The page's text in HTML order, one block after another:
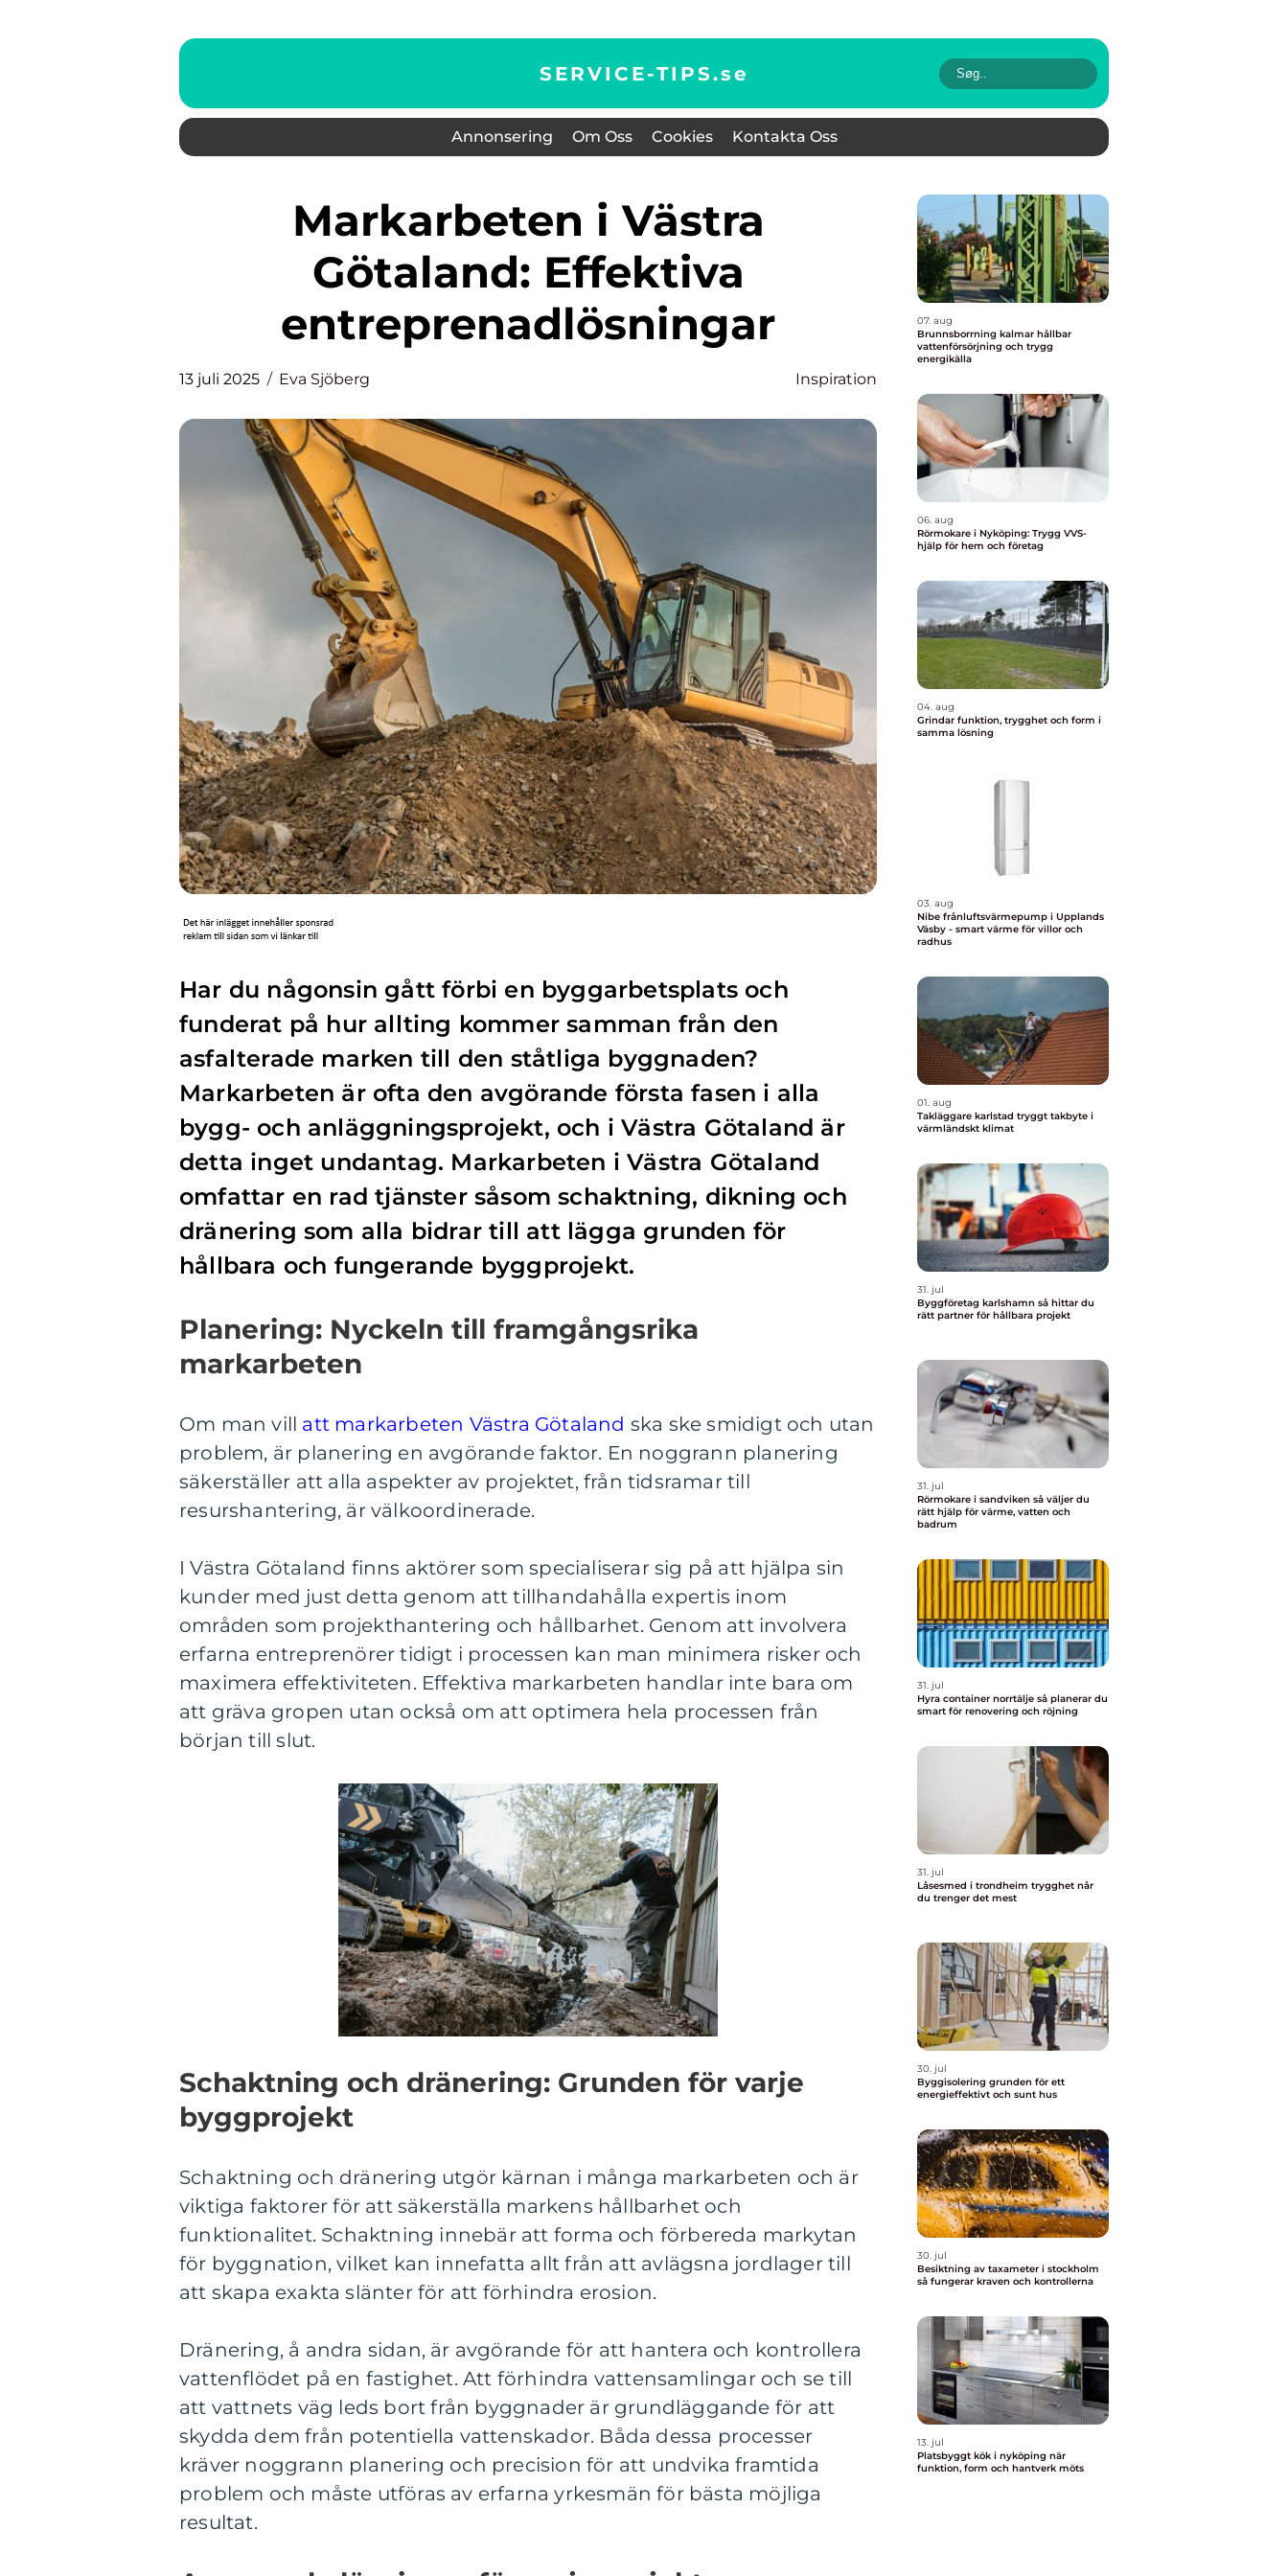
SERVICE-TIPS.se
Annonsering Om Oss Cookies Kontakta Oss
Markarbeten i Västra
Götaland: Effektiva
entreprenadlösningar
13 juli 2025 Eva Sjöberg Inspiration
Har du någonsin gått förbi en byggarbetsplats och
funderat på hur allting kommer samman från den
asfalterade marken till den ståtliga byggnaden?
Markarbeten är ofta den avgörande första fasen i alla
bygg- och anläggningsprojekt, och i Västra Götaland är
detta inget undantag. Markarbeten i Västra Götaland
omfattar en rad tjänster såsom schaktning, dikning och
dränering som alla bidrar till att lägga grunden för
hållbara och fungerande byggprojekt.
Planering: Nyckeln till framgångsrika
markarbeten
Om man vill att markarbeten Västra Götaland ska ske smidigt och utan
problem, är planering en avgörande faktor. En noggrann planering
säkerställer att alla aspekter av projektet, från tidsramar till
resurshantering, är välkoordinerade.
I Västra Götaland finns aktörer som specialiserar sig på att hjälpa sin
kunder med just detta genom att tillhandahålla expertis inom
områden som projekthantering och hållbarhet. Genom att involvera
erfarna entreprenörer tidigt i processen kan man minimera risker och
maximera effektiviteten. Effektiva markarbeten handlar inte bara om
att gräva gropen utan också om att optimera hela processen från
början till slut.
Schaktning och dränering: Grunden för varje
byggprojekt
Schaktning och dränering utgör kärnan i många markarbeten och är
viktiga faktorer för att säkerställa markens hållbarhet och
funktionalitet. Schaktning innebär att forma och förbereda markytan
för byggnation, vilket kan innefatta allt från att avlägsna jordlager till
att skapa exakta slänter för att förhindra erosion.
Dränering, å andra sidan, är avgörande för att hantera och kontrollera
vattenflödet på en fastighet. Att förhindra vattensamlingar och se till
att vattnets väg leds bort från byggnader är grundläggande för att
skydda dem från potentiella vattenskador. Båda dessa processer
kräver noggrann planering och precision för att undvika framtida
problem och måste utföras av erfarna yrkesmän för bästa möjliga
resultat.
07. aug
Brunnsborrning kalmar hållbar
vattenförsörjning och trygg
energikälla
06. aug
Rörmokare i Nyköping: Trygg VVS-
hjälp för hem och företag
04. aug
Grindar funktion, trygghet och form i
samma lösning
03. aug
Nibe frånluftsvärmepump i Upplands
Väsby - smart värme för villor och
radhus
01. aug
Takläggare karlstad tryggt takbyte i
värmländskt klimat
31. jul
Byggföretag karlshamn så hittar du
rätt partner för hållbara projekt
31. jul
Rörmokare i sandviken så väljer du
rätt hjälp för värme, vatten och
badrum
31. jul
Hyra container norrtälje så planerar du
smart för renovering och röjning
31. jul
Låsesmed i trondheim trygghet når
du trenger det mest
30. jul
Byggisolering grunden för ett
energieffektivt och sunt hus
30. jul
Besiktning av taxameter i stockholm
så fungerar kraven och kontrollerna
13. jul
Platsbyggt kök i nyköping när
funktion, form och hantverk möts